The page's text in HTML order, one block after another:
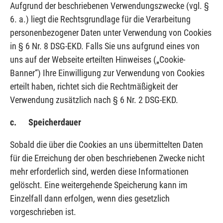
Aufgrund der beschriebenen Verwendungszwecke (vgl. §
6. a.) liegt die Rechtsgrundlage für die Verarbeitung
personenbezogener Daten unter Verwendung von Cookies
in § 6 Nr. 8 DSG-EKD. Falls Sie uns aufgrund eines von
uns auf der Webseite erteilten Hinweises („Cookie-
Banner“) Ihre Einwilligung zur Verwendung von Cookies
erteilt haben, richtet sich die Rechtmäßigkeit der
Verwendung zusätzlich nach § 6 Nr. 2 DSG-EKD.
c. Speicherdauer
Sobald die über die Cookies an uns übermittelten Daten
für die Erreichung der oben beschriebenen Zwecke nicht
mehr erforderlich sind, werden diese Informationen
gelöscht. Eine weitergehende Speicherung kann im
Einzelfall dann erfolgen, wenn dies gesetzlich
vorgeschrieben ist.